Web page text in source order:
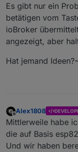
Es gibt nur ein
betätigen vom
ioBroker
angezeigt, aber
Hat jemand
Offline
Alex1808
Mittlerweile habe
die auf Basis
Und wir haben